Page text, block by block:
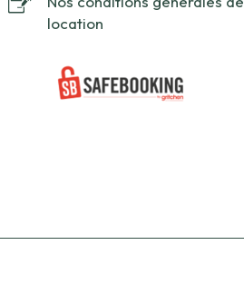
location